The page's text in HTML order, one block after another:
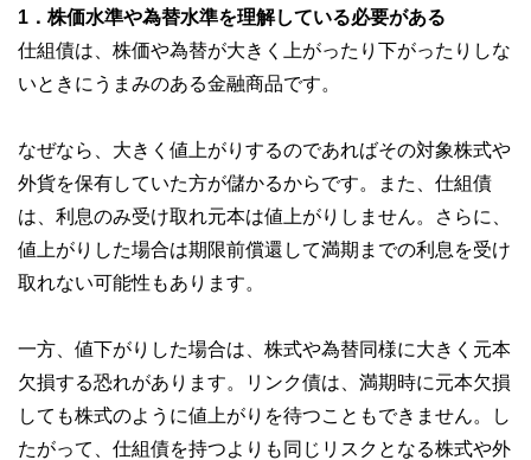
1．株価水準や為替水準を理解している必要がある
仕組債は、株価や為替が大きく上がったり下がったりしな
いときにうまみのある金融商品です。
なぜなら、大きく値上がりするのであればその対象株式や
外貨を保有していた方が儲かるからです。また、仕組債
は、利息のみ受け取れ元本は値上がりしません。さらに、
値上がりした場合は期限前償還して満期までの利息を受け
取れない可能性もあります。
一方、値下がりした場合は、株式や為替同様に大きく元本
欠損する恐れがあります。リンク債は、満期時に元本欠損
しても株式のように値上がりを待つこともできません。し
たがって、仕組債を持つよりも同じリスクとなる株式や外